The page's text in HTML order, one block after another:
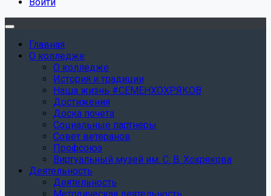
Главная
О колледже
О колледже
История и традиции
Наша жизнь #СЕМЕНХОХРЯКОВ
Достижения
Доска почета
Социальные партнеры
Совет ветеранов
Профсоюз
Виртуальный музей им. С. В. Хохрякова
Деятельность
Деятельность